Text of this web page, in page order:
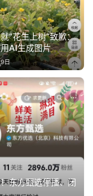
“花生上树”致歉：
AI生成图片
日
东方甄选停播、闭